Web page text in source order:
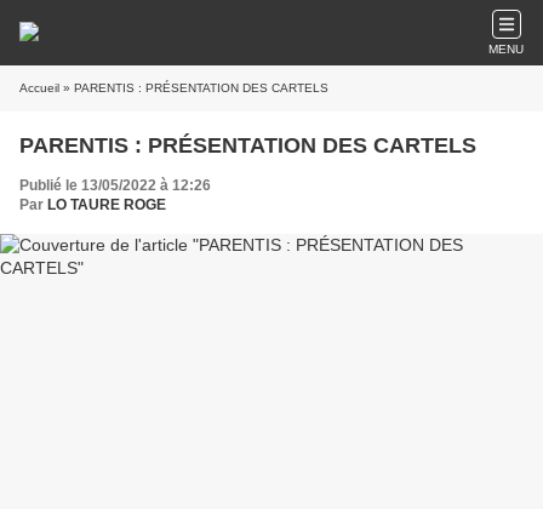
MENU
Accueil » PARENTIS : PRÉSENTATION DES CARTELS
PARENTIS : PRÉSENTATION DES CARTELS
Publié le 13/05/2022 à 12:26
Par LO TAURE ROGE